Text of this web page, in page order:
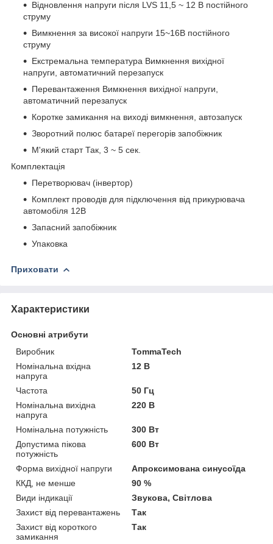
Відновлення напруги після LVS 11,5 ~ 12 В постійного
струму
Вимкнення за високої напруги 15~16В постійного
струму
Екстремальна температура Вимкнення вихідної
напруги, автоматичний перезапуск
Перевантаження Вимкнення вихідної напруги,
автоматичний перезапуск
Коротке замикання на виході вимкнення, автозапуск
Зворотний полюс батареї перегорів запобіжник
М'який старт Так, 3 ~ 5 сек.
Комплектація
Перетворювач (інвертор)
Комплект проводів для підключення від прикурювача
автомобіля 12В
Запасний запобіжник
Упаковка
Приховати
Характеристики
Основні атрибути
Виробник
TommaTech
Номінальна вхідна
напруга
12 В
Частота
50 Гц
Номінальна вихідна
напруга
220 В
Номінальна потужність
300 Вт
Допустима пікова
потужність
600 Вт
Форма вихідної напруги
Апроксимована синусоїда
ККД, не менше
90 %
Види індикації
Звукова, Світлова
Захист від перевантажень
Так
Захист від короткого
замикання
Так